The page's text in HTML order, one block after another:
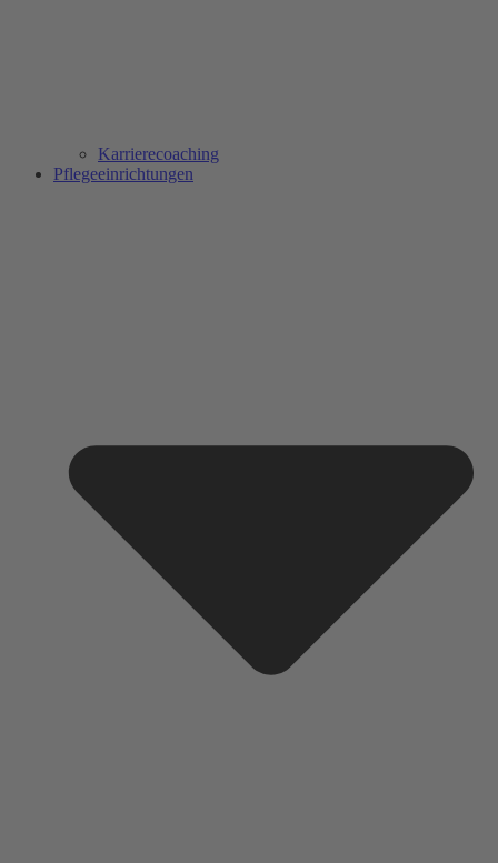
Karrierecoaching
Pflegeeinrichtungen